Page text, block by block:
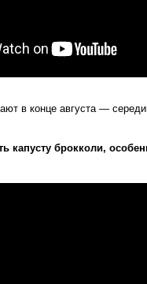
в конце августа —
капусту брокколи,